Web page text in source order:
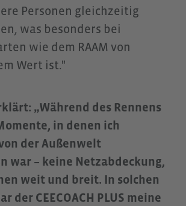
Personen gleichzeitig
was besonders bei
wie dem RAAM von
Wert ist."
„Während des Rennens
in denen ich
der Außenwelt
war – keine Netzabdeckung,
weit und breit. In solchen
der CEECOACH PLUS meine